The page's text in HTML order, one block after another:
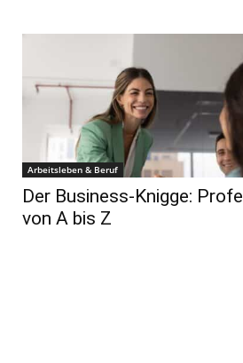
Arbeitsleben & Beruf
Der Business-Knigge:
von A bis Z